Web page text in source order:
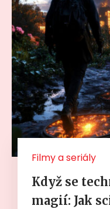
Filmy a seriály
Když se
magií: Jak